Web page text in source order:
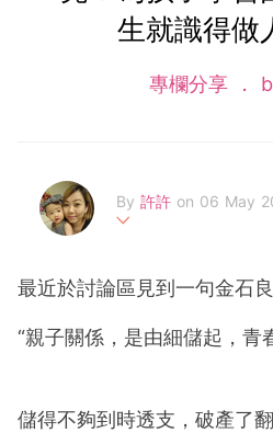
生就識得做
專欄分享
By 許許 on 06 May
新手媽媽全職帶娃, 雖然每日只有
哈哈過每一天, 看著她在歡樂中成
歡迎到我地FACEBOOK專頁瀏覽
最近於討論區見到一句金石
“親子關係，是由細儲起，青
儲得不夠到時透支，破產了